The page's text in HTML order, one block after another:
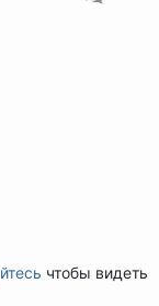
чтобы видеть